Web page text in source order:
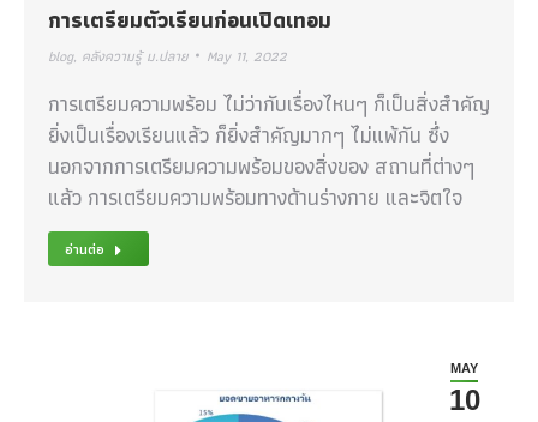
การเตรียมตัวเรียนก่อนเปิดเทอม
blog, คลังความรู้ ม.ปลาย May 11, 2022
การเตรียมความพร้อม ไม่ว่ากับเรื่องไหนๆ ก็เป็นสิ่งสำคัญ
ยิ่งเป็นเรื่องเรียนแล้ว ก็ยิ่งสำคัญมากๆ ไม่แพ้กัน ซึ่ง
นอกจากการเตรียมความพร้อมของสิ่งของ สถานที่ต่างๆ
แล้ว การเตรียมความพร้อมทางด้านร่างกาย และจิตใจ
อ่านต่อ
MAY
10